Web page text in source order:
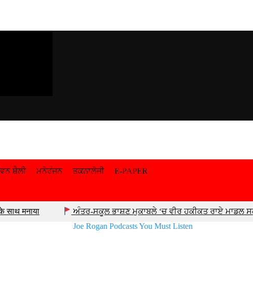
ਸ਼ੈਲੀ ਮਨੋਰੰਜਨ ਤਕਨਾਲੋਜੀ E-PAPER
साथ मनाया ਅੰਤਰ-ਸਕੂਲ ਭਾਸ਼ਣ ਮੁਕਾਬਲੇ ‘ਚ ਵੀਰ ਹਕੀਕਤ ਰਾਏ ਮਾਡਲ
ਦੇ ਕਰਮਚਾਰੀ ਸਮੂਹਿਕ ਛੁੱਟੀ ‘ਤੇ ; ਦੋ ਦਿਨਾਂ ਦੀ ਕਲਮ ਛੋੜ ਹੜਤਾਲ ਤੋਂ ਬਾਅਦ